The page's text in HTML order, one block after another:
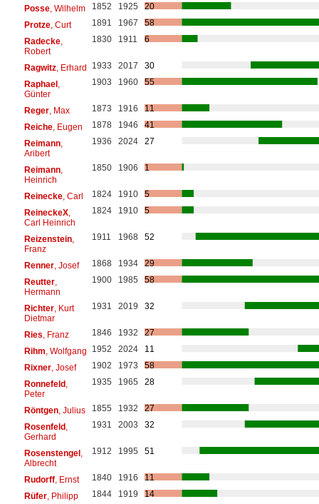
Posse, Wilhelm 1852 1925
20
Protze, Curt 1891 1967
58
Radecke,
Robert
1830 1911 6
Ragwitz, Erhard 1933 2017
30
Raphael,
Günter
1903 1960 55
Reger, Max 1873 1916
11
Reiche, Eugen 1878 1946
41
Reimann,
Aribert
1936 2024 27
Reimann,
Heinrich
1850 1906 1
Reinecke, Carl 1824 1910
5
ReineckeX,
Carl Heinrich
1824 1910 5
Reizenstein,
Franz
1911 1968 52
Renner, Josef 1868 1934
29
Reutter,
Hermann
1900 1985 58
Richter, Kurt
Dietmar
1931 2019 32
Ries , Franz 1846 1932
27
Rihm , Wolfgang 1952 2024
11
Rixner, Josef 1902 1973
58
Ronnefeld,
Peter
1935 1965 28
Röntgen, Julius 1855 1932
27
Rosenfeld,
Gerhard
1931 2003 32
Rosenstengel,
Albrecht
1912 1995 51
Rudorff, Ernst 1840 1916
11
Rüfer, Philipp 1844 1919
14